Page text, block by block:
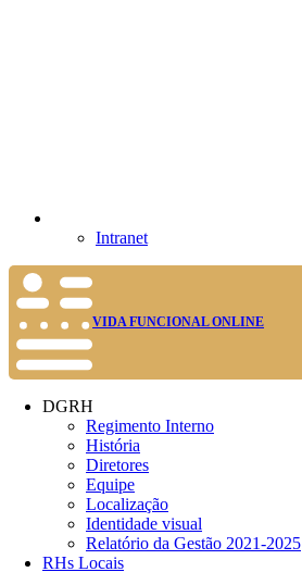
Intranet
VIDA FUNCIONAL ONLINE
DGRH
Regimento Interno
História
Diretores
Equipe
Localização
Identidade visual
Relatório da Gestão 2021-2025
RHs Locais